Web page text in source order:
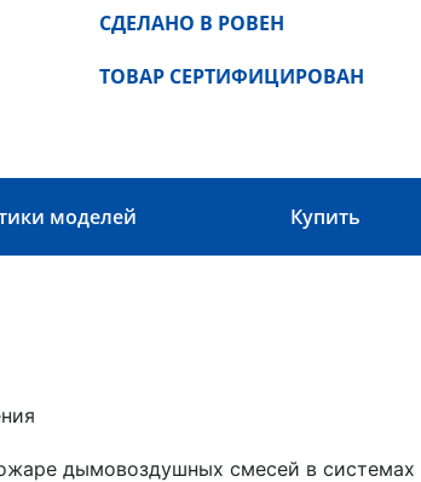
СДЕЛАНО В РОВЕН
ТОВАР СЕРТИФИЦИРОВАН
моделей Купить
дымовоздушных смесей в